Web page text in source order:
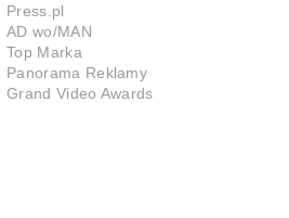
Press.pl
AD wo/MAN
Top Marka
Panorama Reklamy
Grand Video Awards